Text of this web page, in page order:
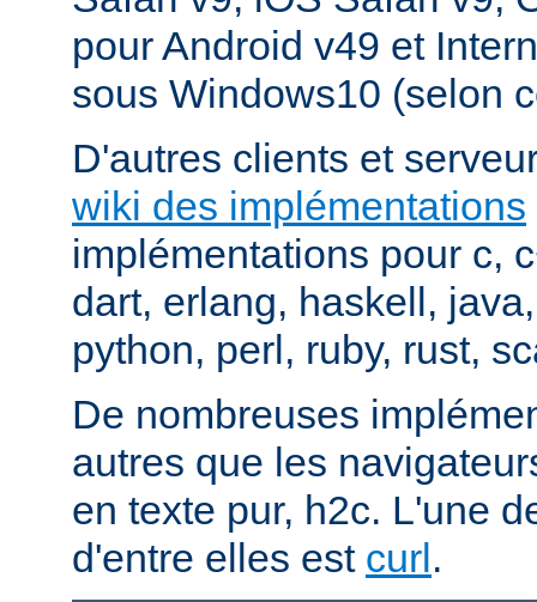
pour Android v49 et
sous Windows10 (selon
D'autres clients et
wiki des implémentations
implémentations pour c,
dart, erlang, haskell,
python, perl, ruby, rust,
De nombreuses
autres que les
en texte pur, h2c. L'une
d'entre elles est curl.